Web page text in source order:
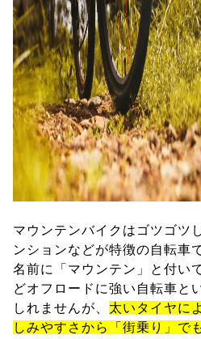
マウンテンバイクはゴツゴツ
ンションなどが特徴の自転車
名前に「マウンテン」と付い
どオフロードに強い自転車と
しれませんが、 太いタイヤに
しみやすさから「街乗り」で